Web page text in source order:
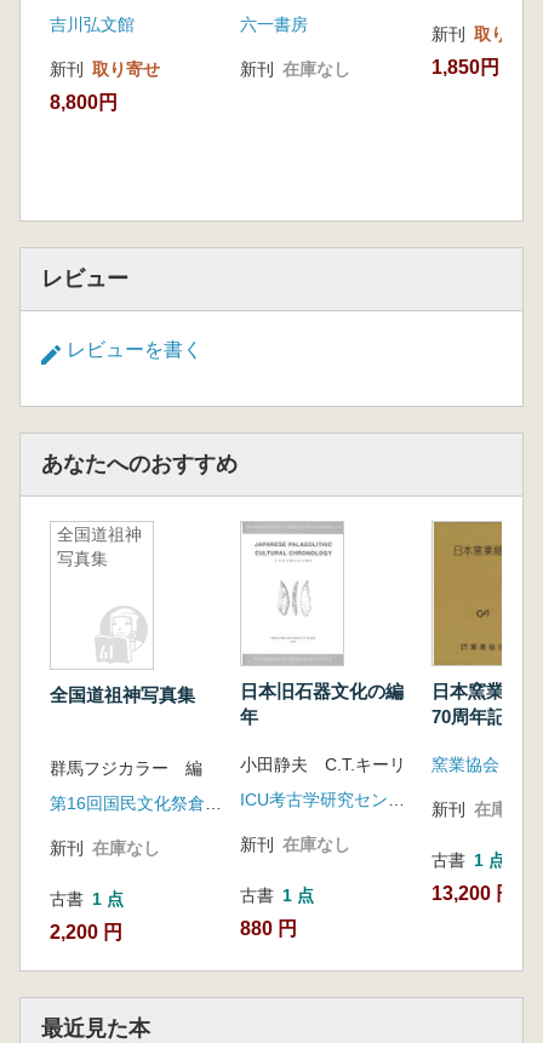
吉川弘文館
新刊 取り寄せ
8,800円
六一書房
新刊 在庫なし
新刊 取り寄せ
1,850円
レビュー
レビューを書く
あなたへのおすすめ
全国道祖神
写真集
全国道祖神写真集
群馬フジカラー 編
新刊 在庫なし
古書 1 点
2,200 円
日本旧石器文化の編
年
小田静夫 C.T.キーリ
新刊 在庫なし
古書 1 点
880 円
日本窯業総
70周年記念
窯業協会
新刊 在庫なし
古書 1 点
13,200 円
最近見た本